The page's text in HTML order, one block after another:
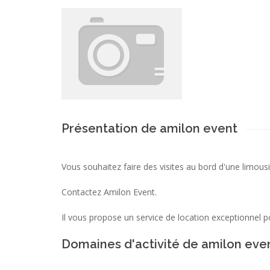
Présentation de amilon event
Vous souhaitez faire des visites au bord d'une
Contactez Amilon Event.
Il vous propose un service de location exceptionnel
Domaines d'activité de amilon